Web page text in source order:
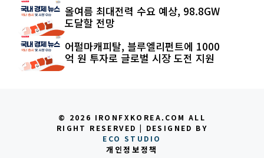
올여름 최대전력 수요 예상, 98.8GW
도달할 전망
어펄마캐피탈, 블루엘리펀트에 1000
억 원 투자로 글로벌 시장 도전 지원
© 2026 IRONFXKOREA.COM ALL
RIGHT RESERVED | DESIGNED BY
ECO STUDIO
개인정보정책